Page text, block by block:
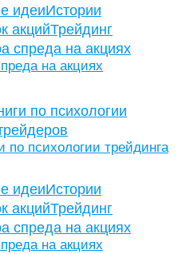
идеиИстории
акцийТрейдинг
на акциях
по психологии трейдинга
идеиИстории
акцийТрейдинг
на акциях